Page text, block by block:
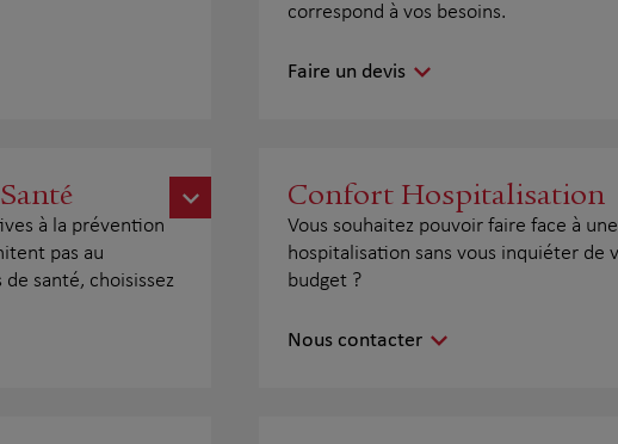
correspond à vos besoins.
Faire un devis
à la prévention
pas au
santé, choisissez
Confort Hospitalisation
Vous souhaitez pouvoir faire face à
hospitalisation sans vous inquiéter de
budget ?
Nous contacter